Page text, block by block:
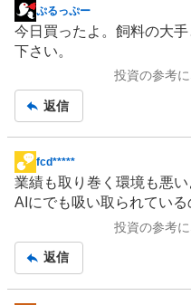
掲
示
板
ぷるっぷー
今日買ったよ。 飼料の大
下さい。
投資の参考
返信
掲
示
板
fcd*****
業績も取り巻く 環境 も悪
AIにでも吸い取られている
投資の参考
返信